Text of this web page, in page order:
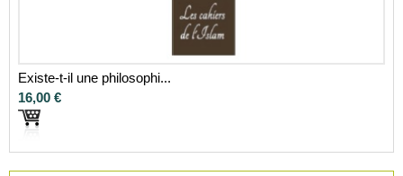
Existe-t-il une philosophi...
16,00 €